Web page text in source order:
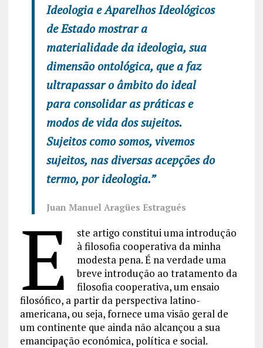
Ideologia e Aparelhos Ideológicos
de Estado mostrar a
materialidade da ideologia, sua
dimensão ontológica, que a faz
ultrapassar o âmbito do ideal
para consolidar as práticas e
modos de vida dos sujeitos.
Sujeitos como somos, vivemos
sujeitos, nas diversas acepções do
termo, por ideologia.”
Juan Manuel Aragües Estragués
E
ste artigo constitui uma introdução
à filosofia cooperativa da minha
modesta pena. É na verdade uma
breve introdução ao tratamento da
filosofia cooperativa, um ensaio
filosófico, a partir da perspectiva latino-
americana, ou seja, fornece uma visão geral de
um continente que ainda não alcançou a sua
emancipação económica, política e social.